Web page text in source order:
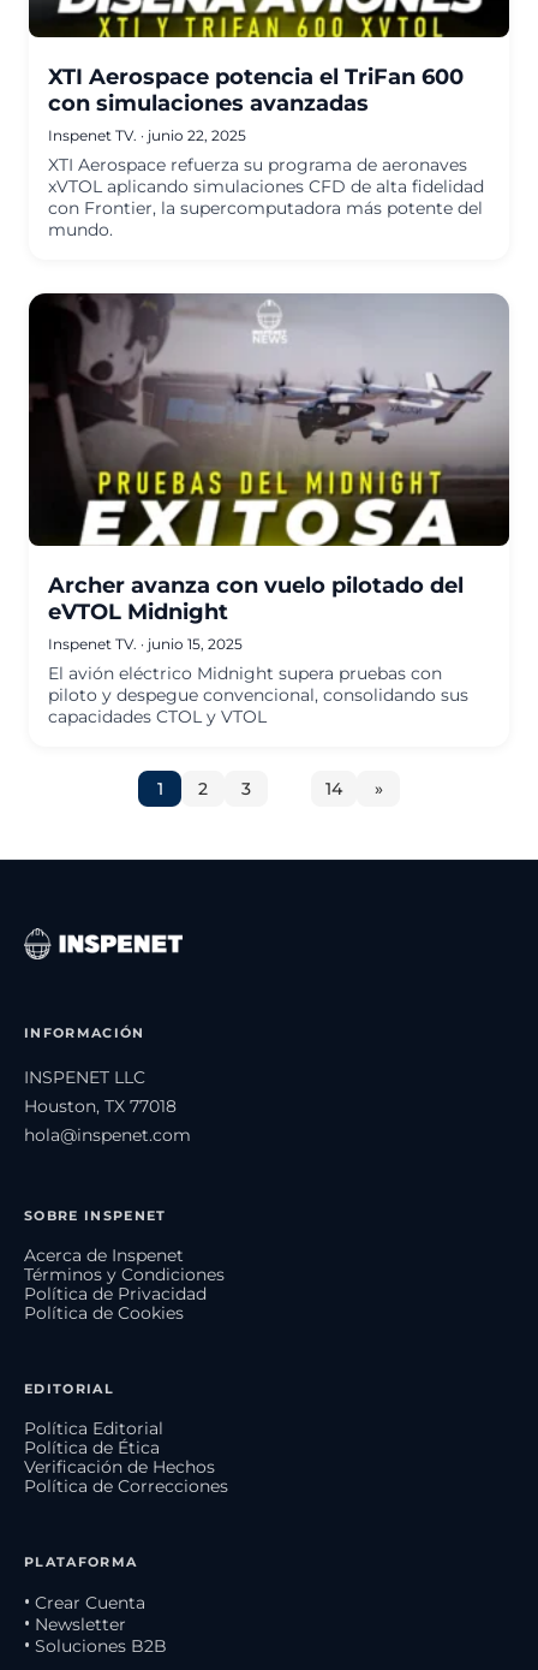
XTI Aerospace potencia el TriFan 600
con simulaciones avanzadas
Inspenet TV. · junio 22, 2025
XTI Aerospace refuerza su programa de aeronaves
xVTOL aplicando simulaciones CFD de alta fidelidad
con Frontier, la supercomputadora más potente del
mundo.
Archer avanza con vuelo pilotado del
eVTOL Midnight
Inspenet TV. · junio 15, 2025
El avión eléctrico Midnight supera pruebas con
piloto y despegue convencional, consolidando sus
capacidades CTOL y VTOL
1 2 3 14 »
INFORMACIÓN
INSPENET LLC
Houston, TX 77018
hola@inspenet.com
SOBRE INSPENET
Acerca de Inspenet
Términos y Condiciones
Política de Privacidad
Política de Cookies
EDITORIAL
Política Editorial
Política de Ética
Verificación de Hechos
Política de Correcciones
PLATAFORMA
• Crear Cuenta
• Newsletter
• Soluciones B2B